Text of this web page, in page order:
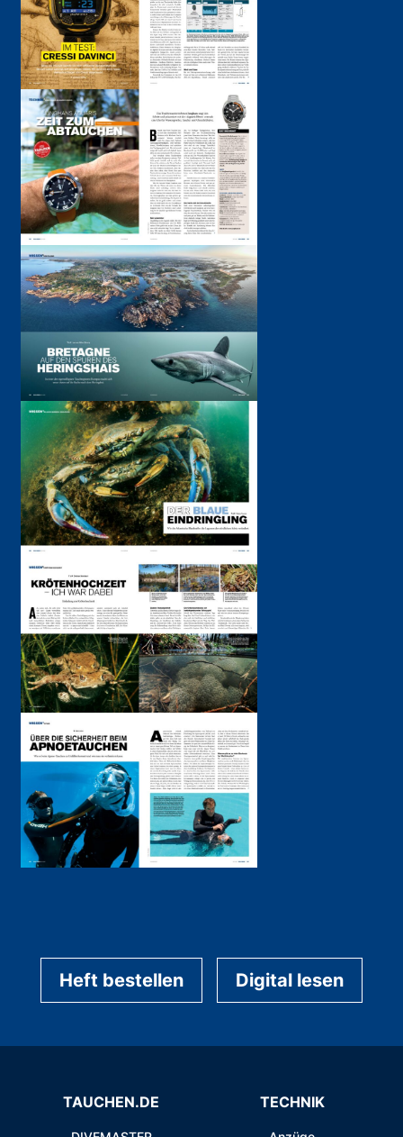
Heft bestellen Digital lesen
TAUCHEN.DE TECHNIK